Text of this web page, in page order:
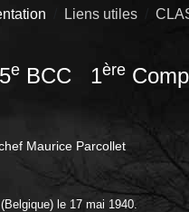
Liens utiles
e BCC 1ère
Maurice Parcollet
le 17 mai 1940.